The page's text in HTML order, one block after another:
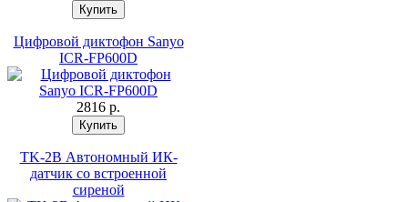
Цифровой диктофон Sanyo
ICR-FP600D
2816 p.
TK-2B Автономный ИК-
датчик со встроенной
сиреной